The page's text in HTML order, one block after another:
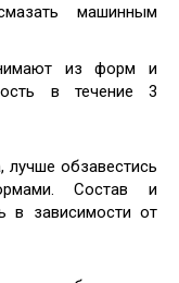
машинным
из форм и
в течение 3
лучше обзавестись
Состав и
в зависимости от